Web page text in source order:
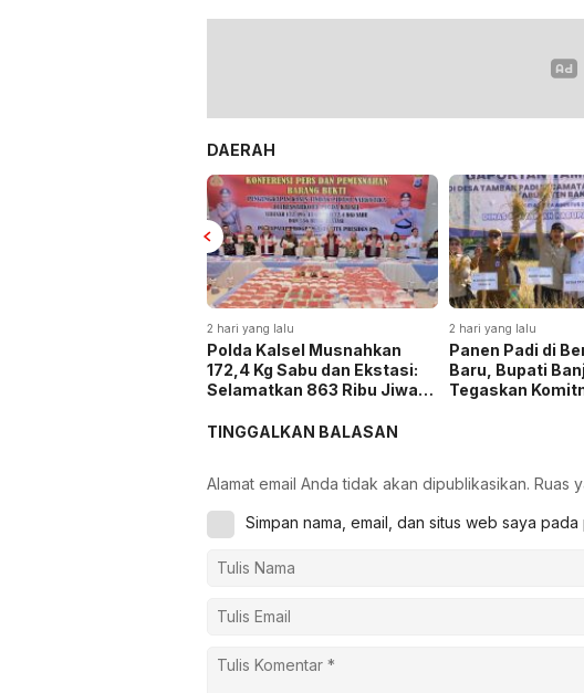
DAERAH
2 hari yang lalu
Polda Kalsel Musnahkan
172,4 Kg Sabu dan Ekstasi:
Selamatkan 863 Ribu Jiwa
4,3 Triliun
2 hari yang lalu
Panen Padi di
Baru, Bupati
Tegaskan
TINGGALKAN BALASAN
Alamat email Anda tidak akan dipublikasikan. Ruas
Simpan nama, email, dan situs web saya